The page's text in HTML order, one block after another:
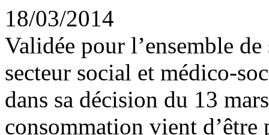
18/03/2014
Validée pour l’ensemble
secteur social et médico-
dans sa décision du 13
consommation vient